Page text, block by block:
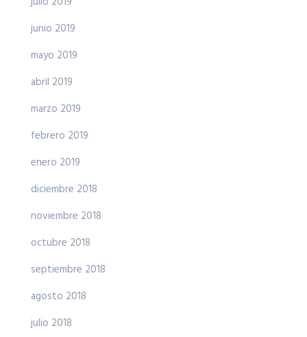
junio 2019
mayo 2019
abril 2019
marzo 2019
febrero 2019
enero 2019
diciembre 2018
noviembre 2018
octubre 2018
septiembre 2018
agosto 2018
julio 2018